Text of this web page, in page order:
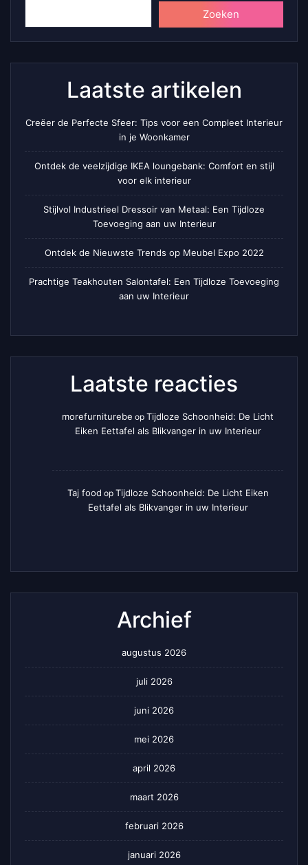
Zoeken
Laatste artikelen
Creëer de Perfecte Sfeer: Tips voor een Compleet Interieur
in je Woonkamer
Ontdek de veelzijdige IKEA loungebank: Comfort en stijl
voor elk interieur
Stijlvol Industrieel Dressoir van Metaal: Een Tijdloze
Toevoeging aan uw Interieur
Ontdek de Nieuwste Trends op Meubel Expo 2022
Prachtige Teakhouten Salontafel: Een Tijdloze Toevoeging
aan uw Interieur
Laatste reacties
morefurniturebe op Tijdloze Schoonheid: De Licht
Eiken Eettafel als Blikvanger in uw Interieur
Taj food op Tijdloze Schoonheid: De Licht Eiken
Eettafel als Blikvanger in uw Interieur
Archief
augustus 2026
juli 2026
juni 2026
mei 2026
april 2026
maart 2026
februari 2026
januari 2026